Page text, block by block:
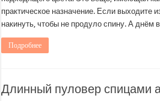
практическое назначение. Если выходите
накинуть, чтобы не продуло спину. А днём
Подробнее
Длинный пуловер спицами